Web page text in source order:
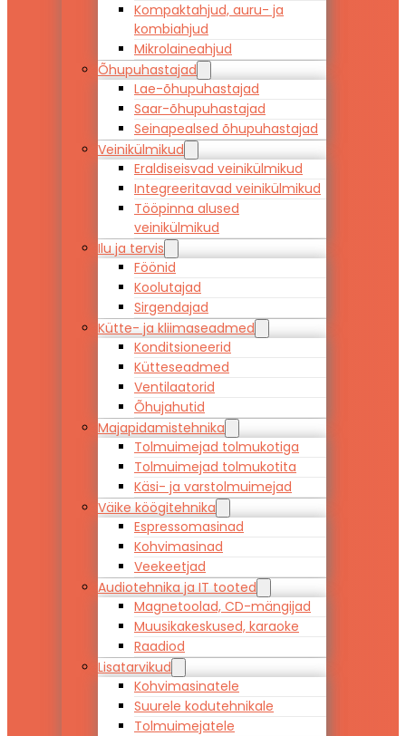
Kompaktahjud, auru- ja
kombiahjud
Mikrolaineahjud
Õhupuhastajad
Lae-õhupuhastajad
Saar-õhupuhastajad
Seinapealsed õhupuhastajad
Veinikülmikud
Eraldiseisvad veinikülmikud
Integreeritavad veinikülmikud
Tööpinna alused
veinikülmikud
Ilu ja tervis
Föönid
Koolutajad
Sirgendajad
Kütte- ja kliimaseadmed
Konditsioneerid
Kütteseadmed
Ventilaatorid
Õhujahutid
Majapidamistehnika
Tolmuimejad tolmukotiga
Tolmuimejad tolmukotita
Käsi- ja varstolmuimejad
Väike köögitehnika
Espressomasinad
Kohvimasinad
Veekeetjad
Audiotehnika ja IT tooted
Magnetoolad, CD-mängijad
Muusikakeskused, karaoke
Raadiod
Lisatarvikud
Kohvimasinatele
Suurele kodutehnikale
Tolmuimejatele